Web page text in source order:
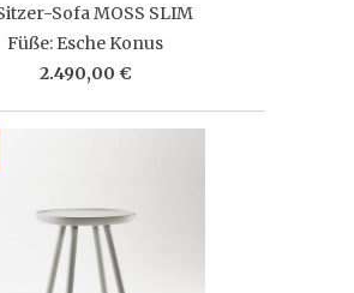
Sofa MOSS SLIM
Füße: Esche Konus
2.490,00 €